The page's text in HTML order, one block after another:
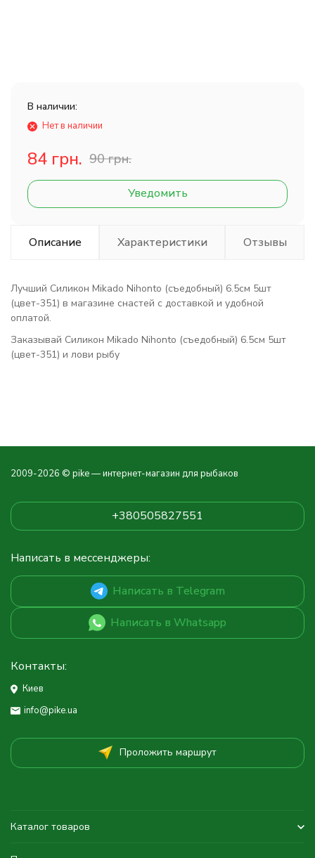
В наличии:
Нет в наличии
84 грн. 90 грн.
Уведомить
Описание Характеристики Отзывы
Лучший Силикон Mikado Nihonto (съедобный) 6.5см 5шт
(цвет-351) в магазине снастей с доставкой и удобной
оплатой.
Заказывай Силикон Mikado Nihonto (съедобный) 6.5см 5шт
(цвет-351) и лови рыбу
2009-2026 © pike — интернет-магазин для рыбаков
+380505827551
Написать в мессенджеры:
Написать в Telegram
Написать в Whatsapp
Контакты:
Киев
info@pike.ua
Проложить маршрут
Каталог товаров